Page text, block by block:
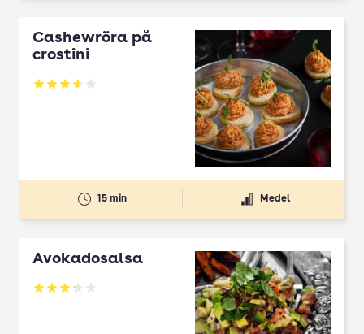
Cashewröra på
crostini
Betyg: 3.61 av 5
15 min Medel
Avokadosalsa
Betyg: 3.32 av 5